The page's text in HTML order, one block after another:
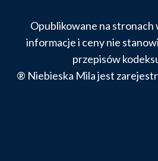
Opublikowane na stronach
informacje i ceny nie
przepisów
® Niebieska Mila jest